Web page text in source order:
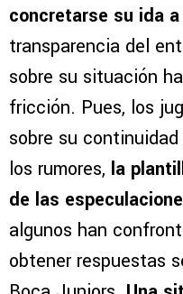
concretarse su ida
transparencia del
sobre su situación
fricción. Pues, los
sobre su
los rumores, la
de las
algunos han
obtener respuestas